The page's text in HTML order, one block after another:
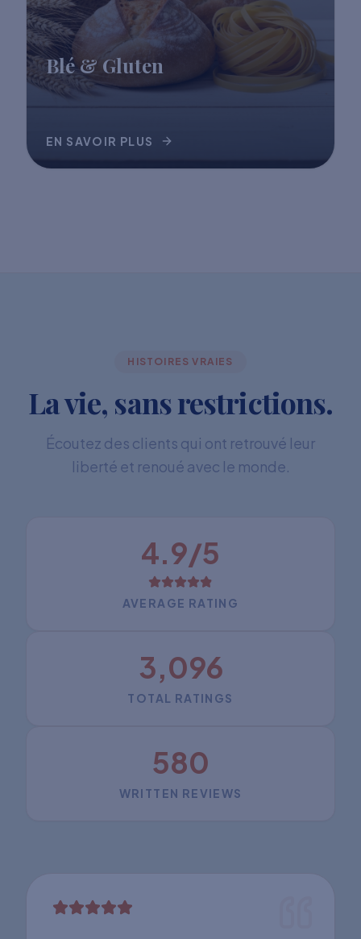
Blé & Gluten
EN SAVOIR PLUS
HISTOIRES VRAIES
La vie, sans restrictions.
Écoutez des clients qui ont retrouvé leur
liberté et renoué avec le monde.
4.9/5
AVERAGE RATING
3,096
TOTAL RATINGS
580
WRITTEN REVIEWS